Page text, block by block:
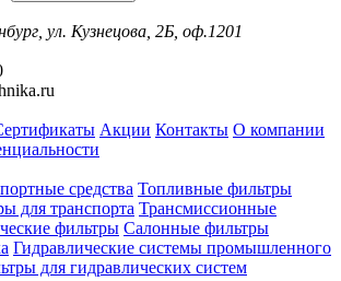
ул. Кузнецова, 2Б, оф.1201
Акции Контакты О компании
средства Топливные фильтры
для транспорта Трансмиссионные
фильтры Салонные фильтры
Гидравлические системы промышленного
для гидравлических систем